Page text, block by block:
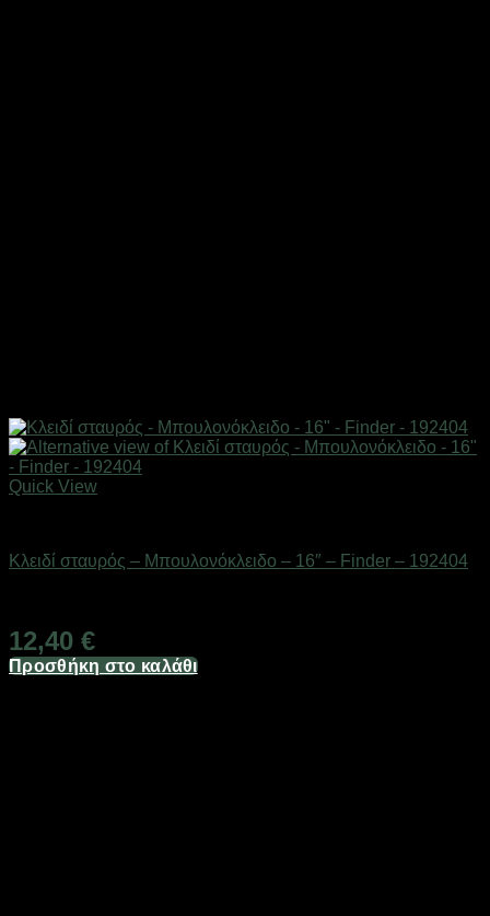
Quick View
Κλειδί σταυρός – Μπουλονόκλειδο – 16″ – Finder – 192404
12,40 €
Προσθήκη στο καλάθι